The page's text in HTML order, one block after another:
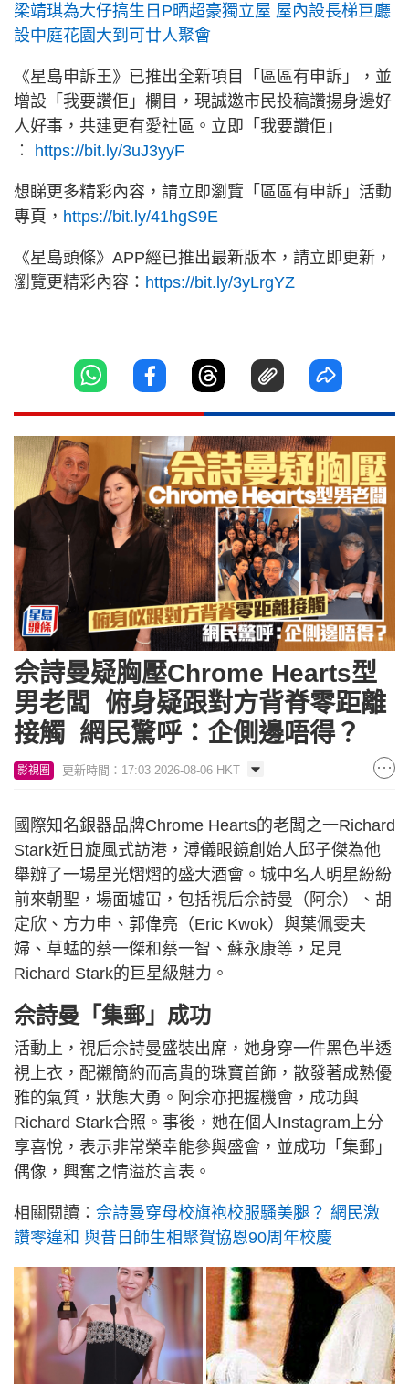
梁靖琪為大仔搞生日P晒超豪獨立屋 屋內設長梯巨廳
設中庭花園大到可廿人聚會
《星島申訴王》已推出全新項目「區區有申訴」，並
增設「我要讚佢」欄目，現誠邀市民投稿讚揚身邊好
人好事，共建更有愛社區。立即「我要讚佢」
︰ https://bit.ly/3uJ3yyF
想睇更多精彩內容，請立即瀏覽「區區有申訴」活動
專頁， https://bit.ly/41hgS9E
《星島頭條》APP經已推出最新版本，請立即更新，
瀏覽更精彩內容： https://bit.ly/3yLrgYZ
佘詩曼疑胸壓Chrome Hearts型
男老闆 俯身疑跟對方背脊零距離
接觸 網民驚呼：企側邊唔得？
影視圈 更新時間：17:03 2026-08-06 HKT
國際知名銀器品牌Chrome Hearts的老闆之一Richard
Stark近日旋風式訪港，溥儀眼鏡創始人邱子傑為他
舉辦了一場星光熠熠的盛大酒會。城中名人明星紛紛
前來朝聖，場面墟冚，包括視后佘詩曼（阿佘）、胡
定欣、方力申、郭偉亮（Eric Kwok）與葉佩雯夫
婦、草蜢的蔡一傑和蔡一智、蘇永康等，足見
Richard Stark的巨星級魅力。
佘詩曼「集郵」成功
活動上，視后佘詩曼盛裝出席，她身穿一件黑色半透
視上衣，配襯簡約而高貴的珠寶首飾，散發著成熟優
雅的氣質，狀態大勇。阿佘亦把握機會，成功與
Richard Stark合照。事後，她在個人Instagram上分
享喜悅，表示非常榮幸能參與盛會，並成功「集郵」
偶像，興奮之情溢於言表。
相關閱讀： 佘詩曼穿母校旗袍校服騷美腿？ 網民激
讚零違和 與昔日師生相聚賀協恩90周年校慶